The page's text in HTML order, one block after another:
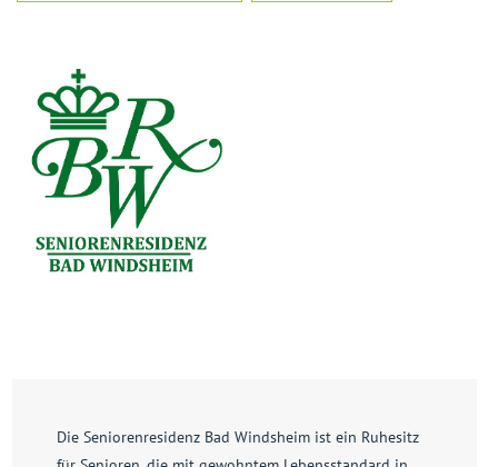
Die Seniorenresidenz Bad Windsheim ist ein Ruhesitz